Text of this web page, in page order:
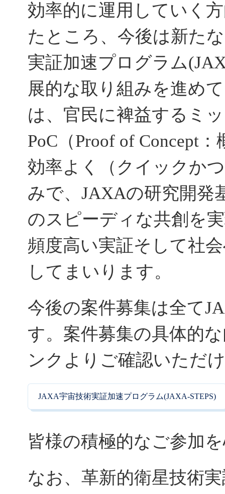
効率的に運用していく
たところ、今後は新た
実証加速プログラム
展的な取り組みを進め
は、官民に裨益するミ
PoC（Proof of Concept
効率よく（クイックか
みで、JAXAの研究開発
のスピーディな共創を
頻度高い実証そして社
してまいります。
今後の案件募集は全て
す。案件募集の具体的
ンクよりご確認いただ
JAXA宇宙技術実証加速プログラム(JAXA-STEPS)
皆様の積極的なご参加
なお、革新的衛星技術